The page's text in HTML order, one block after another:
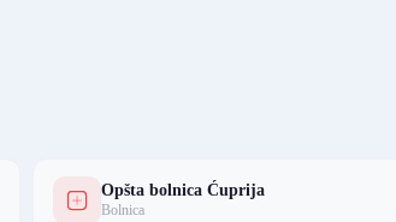
Opšta bolnica Ćuprija
Bolnica